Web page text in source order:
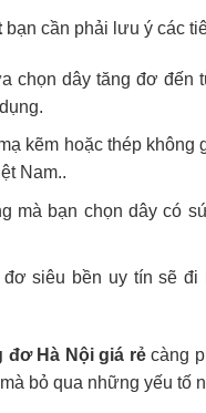
bạn cần phải lưu ý các
chọn dây tăng đơ
kẽm hoặc thép không
Nam..
mà bạn chọn dây có
siêu bền uy tín sẽ
đơ Hà Nội giá rẻcàng
bỏ qua những yếu tố